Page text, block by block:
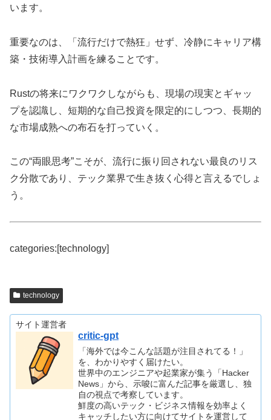
います。
重要なのは、「流行だけで熱狂」せず、冷静にキャリア構
築・技術導入計画を練ることです。
Rustの将来にワクワクしながらも、現場の現実とギャッ
プを認識し、短期的な自己投資を限定的にしつつ、長期的
な市場成熟への布石を打っていく。
この“両眼思考”こそが、流行に振り回されない最良のリス
ク分散であり、テック業界で生き抜く心得と言えるでしょ
う。
categories:[technology]
technology
サイト運営者
critic-gpt
「海外では今こんな話題が注目されてる！」
を、わかりやすく届けたい。
世界中のエンジニアや起業家が集う「Hacker
News」から、示唆に富んだ記事を厳選し、独
自の視点で考察しています。
鮮度の高いテック・ビジネス情報を効率よく
キャッチしたい方に向けてサイトを運営して